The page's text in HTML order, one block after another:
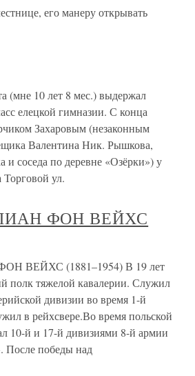
его манеру открывать
(мне 10 лет 8 мес.) выдержал
елецкой гимназии. С конца
Захаровым (незаконным
Валентина Ник. Рышкова,
и соседа по деревне «Озёрки») у
ул.
ФОН ВЕЙХС
ВЕЙХС (1881–1954) В 19 лет
полк тяжелой кавалерии. Служил
дивизии во время 1-й
в рейхсвере.Во время польской
10-й и 17-й дивизиями 8-й армии
победы над